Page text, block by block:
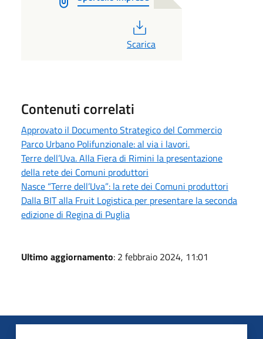
Scarica
Contenuti correlati
Approvato il Documento Strategico del Commercio
Parco Urbano Polifunzionale: al via i lavori.
Terre dell’Uva. Alla Fiera di Rimini la presentazione
della rete dei Comuni produttori
Nasce “Terre dell’Uva”: la rete dei Comuni produttori
Dalla BIT alla Fruit Logistica per presentare la seconda
edizione di Regina di Puglia
Ultimo aggiornamento: 2 febbraio 2024, 11:01